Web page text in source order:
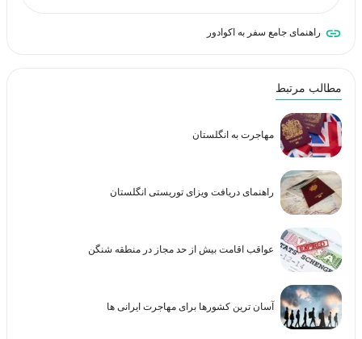
راهنمای جامع سفر به اکوادور
مطالب مرتبط
مهاجرت به انگلستان
راهنمای دریافت ویزای توریستی انگلستان
عواقب اقامت بیش از حد مجاز در منطقه شنگن
آسان ترین کشورها برای مهاجرت ایرانی ها